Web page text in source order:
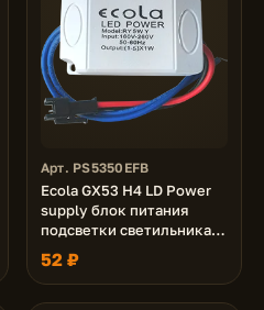
Арт. PS5350EFB
Ecola GX53 H4 LD Power
supply блок питания
подсветки светильника
GX53 H4 LDxxxx 24V, 5.0W
52 ₽